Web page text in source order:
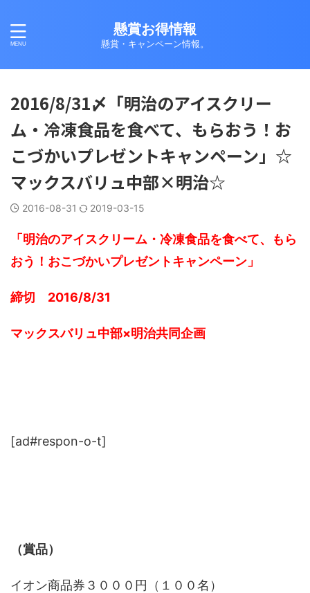
懸賞お得情報
懸賞・キャンペーン情報。
2016/8/31〆「明治のアイスクリー
ム・冷凍食品を食べて、もらおう！お
こづかいプレゼントキャンペーン」☆
マックスバリュ中部×明治☆
2016-08-31 2019-03-15
「明治のアイスクリーム・冷凍食品を食べて、もら
おう！おこづかいプレゼントキャンペーン」
締切 2016/8/31
マックスバリュ中部×明治共同企画
[ad#respon-o-t]
（賞品）
イオン商品券３０００円（１００名）